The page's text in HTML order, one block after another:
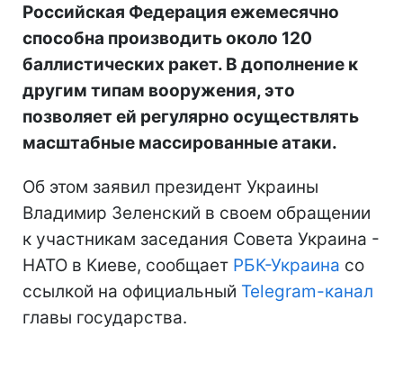
Российская Федерация ежемесячно
способна производить около 120
баллистических ракет. В дополнение к
другим типам вооружения, это
позволяет ей регулярно осуществлять
масштабные массированные атаки.
Об этом заявил президент Украины
Владимир Зеленский в своем обращении
к участникам заседания Совета Украина -
НАТО в Киеве, сообщает РБК-Украина со
ссылкой на официальный Telegram-канал
главы государства.